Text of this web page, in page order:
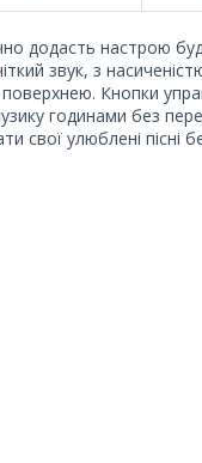
додасть настрою
звук, з
Кнопки
годинами без
свої улюблені пісні